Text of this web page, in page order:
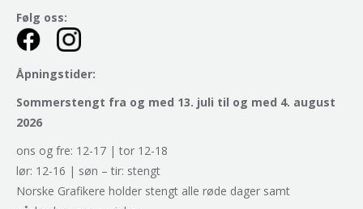
Følg oss:
Åpningstider:
Sommerstengt fra og med 13. juli til og med 4. august
2026
ons og fre: 12-17 | tor 12-18
lør: 12-16 | søn – tir: stengt
Norske Grafikere holder stengt alle røde dager samt